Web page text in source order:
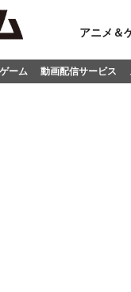
アニメ＆
ーム 動画配信サービス